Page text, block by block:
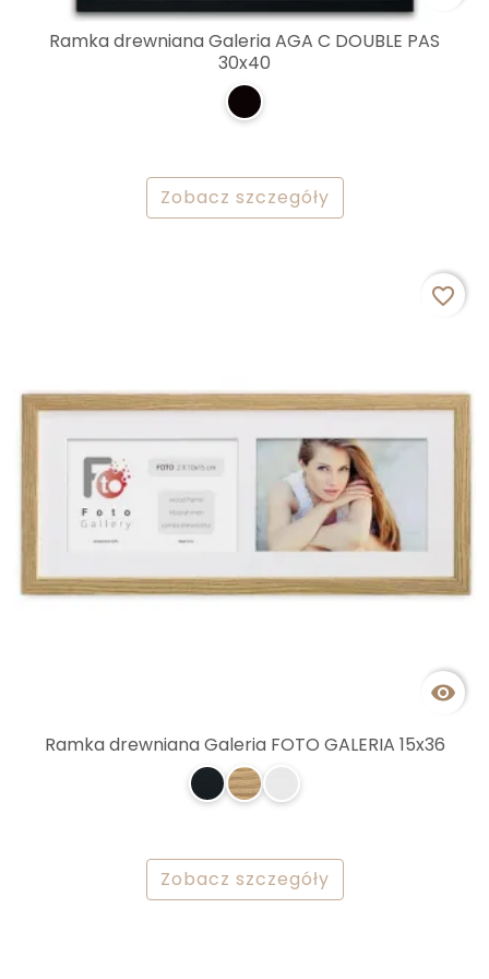
Ramka drewniana Galeria AGA C DOUBLE PAS
30x40
Zobacz szczegóły

favorite_border
Ramka drewniana Galeria FOTO GALERIA 15x36
Zobacz szczegóły